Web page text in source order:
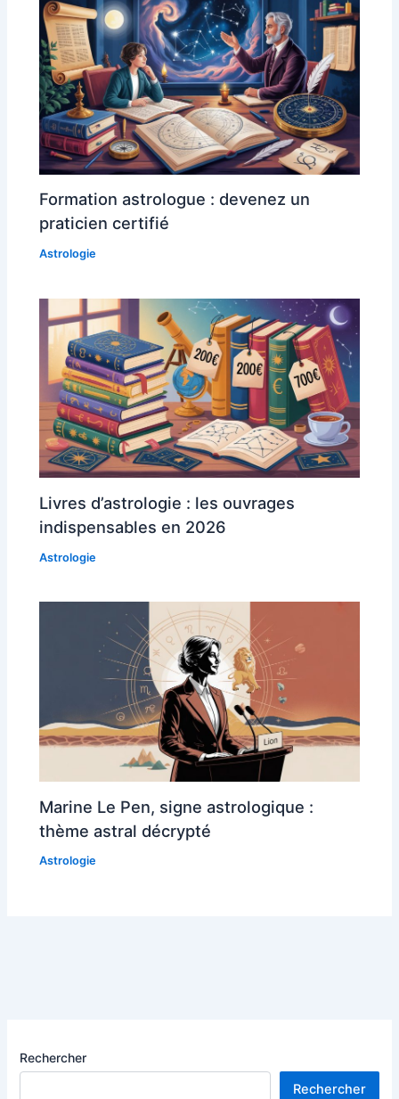
Formation astrologue : devenez un
praticien certifié
Astrologie
Livres d’astrologie : les ouvrages
indispensables en 2026
Astrologie
Marine Le Pen, signe astrologique :
thème astral décrypté
Astrologie
Rechercher
Rechercher